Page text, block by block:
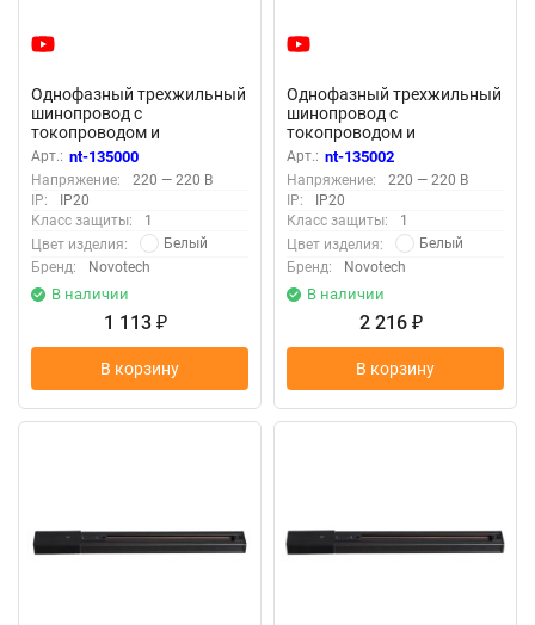
Однофазный трехжильный
шинопровод с
токопроводом и
заглушкой, 1м «Novotech»
135000 (накладной)
Арт.: nt-135000
Напряжение:
220 — 220 В
IP:
IP20
Класс защиты:
1
Цвет изделия:
Белый
Бренд:
Novotech
В наличии
1 113 ₽
В корзину
Однофазный трехжильный
шинопровод с
токопроводом и
заглушкой, 2м «Novotech»
135002 (накладной)
Арт.: nt-135002
Напряжение:
220 — 220 В
IP:
IP20
Класс защиты:
1
Цвет изделия:
Белый
Бренд:
Novotech
В наличии
2 216 ₽
В корзину